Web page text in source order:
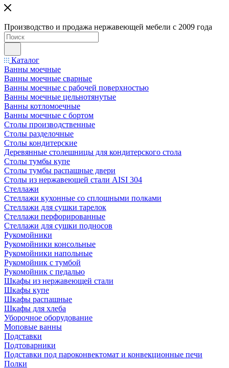
Производство и продажа нержавеющей мебели с 2009 года
Каталог
Ванны моечные
Ванны моечные сварные
Ванны моечные с рабочей поверхностью
Ванны моечные цельнотянутые
Ванны котломоечные
Ванны моечные с бортом
Столы производственные
Столы разделочные
Столы кондитерские
Деревянные столешницы для кондитерского стола
Столы тумбы купе
Столы тумбы распашные двери
Столы из нержавеющей стали AISI 304
Стеллажи
Стеллажи кухонные со сплошными полками
Стеллажи для сушки тарелок
Стеллажи перфорированные
Стеллажи для сушки подносов
Рукомойники
Рукомойники консольные
Рукомойники напольные
Рукомойник с тумбой
Рукомойник с педалью
Шкафы из нержавеющей стали
Шкафы купе
Шкафы распашные
Шкафы для хлеба
Уборочное оборудование
Моповые ванны
Подставки
Подтоварники
Подставки под пароконвектомат и конвекционные печи
Полки